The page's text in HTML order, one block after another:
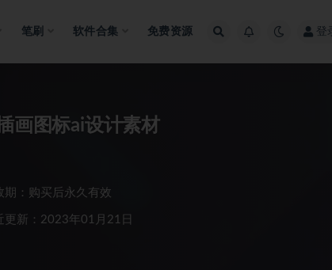
笔刷 软件合集 免费资源 登
画图标ai设计素材
期：购买后永久有效
更新：2023年01月21日